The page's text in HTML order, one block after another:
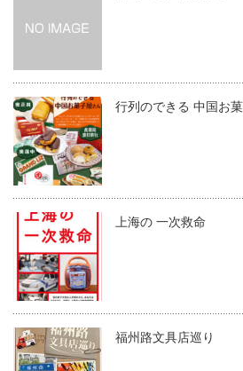
行列のできる 中国お
上海の 一次救命
福州路文具店巡り